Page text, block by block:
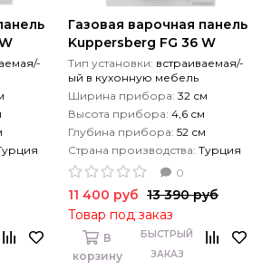
Газовая варочная панель
Kuppersberg FG 36 W
Тип установки: встраиваемая/-
ый в кухонную мебель
Ширина прибора: 32 см
Высота прибора: 4,6 см
Глубина прибора: 52 см
Страна производства: Турция
0
11 400 руб 13 390 руб
Товар под заказ
В
корзину
БЫСТРЫЙ
ЗАКАЗ